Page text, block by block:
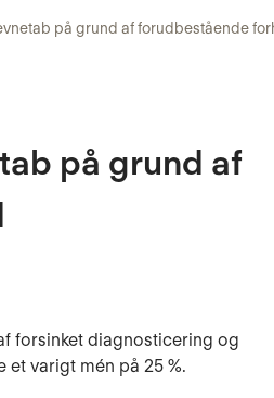
på grund af forudbestående
på grund af
forsinket diagnosticering og
varigt mén på 25 %.